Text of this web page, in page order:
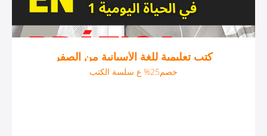
كتب تعليمية للغة الأسبانية من الصفر
خصم25% ع سلسة الكتب